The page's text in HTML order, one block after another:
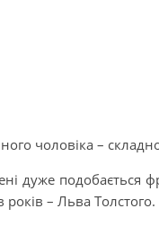
чоловіка –
дуже подобається
років – Льва Толстого.